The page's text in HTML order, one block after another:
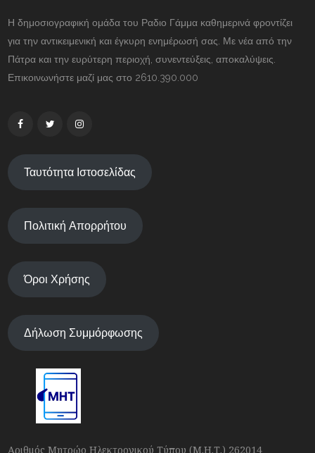
Η δημοσιογραφική ομάδα του Ραδιο Γάμμα καθημερινά φροντίζει
για την αντικειμενική και έγκυρη ενημέρωσή σας. Με νέα από την
Πάτρα και την ευρύτερη περιοχή, συνεντεύξεις, αποκαλύψεις.
Επικοινωνήστε μαζί μας στο 2610.390.000
Ταυτότητα Ιστοσελίδας
Πολιτική Απορρήτου
Όροι Χρήσης
Δήλωση Συμμόρφωσης
Αριθμός Μητρώο Ηλεκτρονικού Τύπου (Μ.Η.Τ.) 262014